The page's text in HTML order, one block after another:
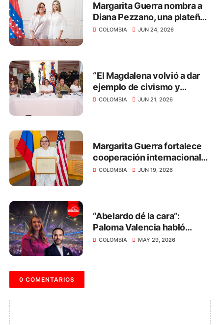
Margarita Guerra nombra a
Diana Pezzano, una plateña,
como nueva secretaria de
COLOMBIA JUN 24, 2026
“El Magdalena volvió a dar
ejemplo de civismo y
respeto por la democracia
COLOMBIA JUN 21, 2026
Margarita Guerra fortalece
cooperación internacional
para impulsar el desarrollo
COLOMBIA JUN 19, 2026
“Abelardo dé la cara”:
Paloma Valencia habló
sobre el respeto hacia las
COLOMBIA MAY 29, 2026
0 COMENTARIOS